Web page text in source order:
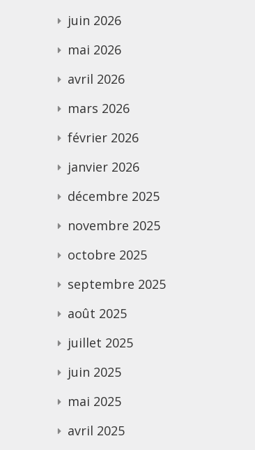
juin 2026
mai 2026
avril 2026
mars 2026
février 2026
janvier 2026
décembre 2025
novembre 2025
octobre 2025
septembre 2025
août 2025
juillet 2025
juin 2025
mai 2025
avril 2025